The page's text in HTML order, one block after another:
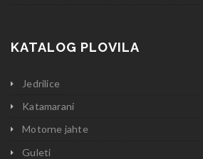
KATALOG PLOVILA
Jedrilice
Katamarani
Motorne jahte
Guleti